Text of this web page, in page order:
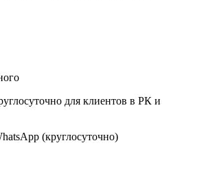
для клиентов в РК и
(круглосуточно)